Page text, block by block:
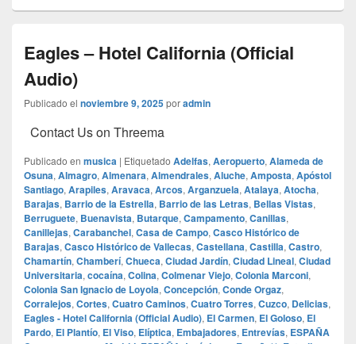
Eagles – Hotel California (Official
Audio)
Publicado el noviembre 9, 2025poradmin
Contact Us on Threema
Publicado en musica | Etiquetado Adelfas, Aeropuerto, Alameda de
Osuna, Almagro, Almenara, Almendrales, Aluche, Amposta, Apóstol
Santiago, Arapiles, Aravaca, Arcos, Arganzuela, Atalaya, Atocha,
Barajas, Barrio de la Estrella, Barrio de las Letras, Bellas Vistas,
Berruguete, Buenavista, Butarque, Campamento, Canillas,
Canillejas, Carabanchel, Casa de Campo, Casco Histórico de
Barajas, Casco Histórico de Vallecas, Castellana, Castilla, Castro,
Chamartín, Chamberí, Chueca, Ciudad Jardín, Ciudad Lineal, Ciudad
Universitaria, cocaína, Colina, Colmenar Viejo, Colonia Marconi,
Colonia San Ignacio de Loyola, Concepción, Conde Orgaz,
Corralejos, Cortes, Cuatro Caminos, Cuatro Torres, Cuzco, Delicias,
Eagles - Hotel California (Official Audio), El Carmen, El Goloso, El
Pardo, El Plantío, El Viso, Elíptica, Embajadores, Entrevías, ESPAÑA